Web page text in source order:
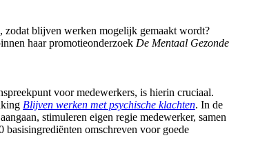
zodat blijven werken mogelijk gemaakt wordt?
haar promotieonderzoek De Mentaal Gezonde
voor medewerkers, is hierin cruciaal.
Blijven werken met psychische klachten. In de
stimuleren eigen regie medewerker, samen
omschreven voor goede